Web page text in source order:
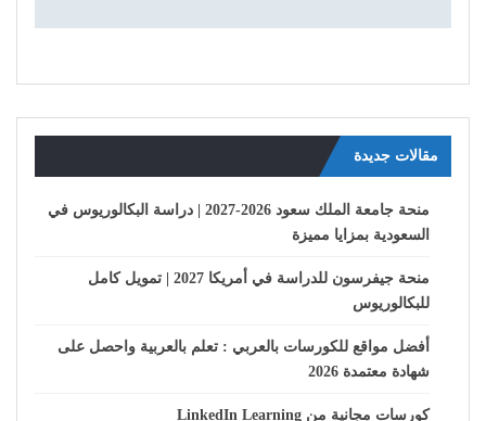
مقالات جديدة
منحة جامعة الملك سعود 2026-2027 | دراسة البكالوريوس في
السعودية بمزايا مميزة
منحة جيفرسون للدراسة في أمريكا 2027 | تمويل كامل
للبكالوريوس
أفضل مواقع للكورسات بالعربي : تعلم بالعربية واحصل على
شهادة معتمدة 2026
كورسات مجانية من LinkedIn Learning